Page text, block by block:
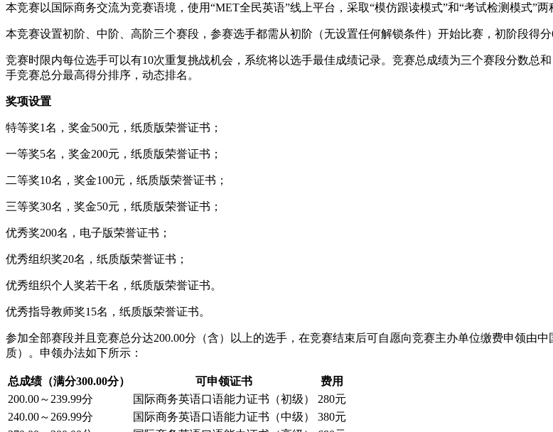
本竞赛以国际商务交流为竞赛语境，使用“MET全民英语”线上平台，采取“模仿跟读模式”和“考试检测模式”
本竞赛设置初阶、中阶、高阶三个赛段，参赛选手都需从初阶（无设置任何解锁条件）开始比赛，初阶段得
竞赛时限内每位选手可以有10次重复挑战机会，系统将以选手最佳成绩记录。竞赛总成绩为三个赛段分数总
手竞赛总分最高得分排序，动态排名。
奖项设置
特等奖1名，奖金500元，纸质版荣誉证书；
一等奖5名，奖金200元，纸质版荣誉证书；
二等奖10名，奖金100元，纸质版荣誉证书；
三等奖30名，奖金50元，纸质版荣誉证书；
优秀奖200名，电子版荣誉证书；
优秀组织奖20名，纸质版荣誉证书；
优秀组织个人奖若干名，纸质版荣誉证书。
优秀指导教师奖15名，纸质版荣誉证书。
参加全部赛段并且竞赛总分达200.00分（含）以上的选手，在竞赛结束后可自愿向竞赛主办单位缴费申领由
质）。申领办法如下所示：
总成绩（满分300.00分） 可申领证书
费用
200.00～239.99分
国际商务英语口语能力证书（初级）
280元
240.00～269.99分
国际商务英语口语能力证书（中级）
380元